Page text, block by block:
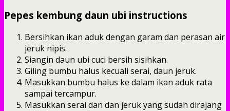
Pepes kembung daun ubi instructions
Bersihkan ikan aduk dengan garam dan perasan air
jeruk nipis.
Siangin daun ubi cuci bersih sisihkan.
Giling bumbu halus kecuali serai, daun jeruk.
Masukkan bumbu halus ke dalam ikan aduk rata
sampai tercampur.
Masukkan serai dan dan jeruk yang sudah dirajang